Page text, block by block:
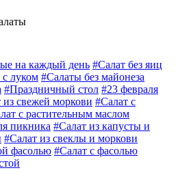
на каждый день #Салат без яиц
с луком #Салаты без майонеза
#Праздничный стол #23 февраля
из свежей моркови #Салат с
с растительным маслом
пикника #Салат из капусты и
#Салат из свеклы и моркови
фасолью #Салат с фасолью